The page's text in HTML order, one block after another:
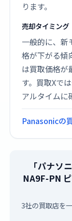
ります。
売却タイミング
一般的に、新
格が下がる傾
は買取価格が
す。買取Xで
アルタイムに
Panasonicの
「パナソ
NA9F-PN
3社の買取店を